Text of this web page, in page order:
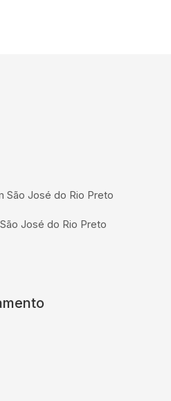
São José do Rio Preto
José do Rio Preto